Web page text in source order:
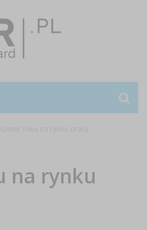
na rynku